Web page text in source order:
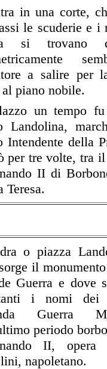
in una corte,
le scuderie e i
si trovano
a salire per
piano nobile.
un tempo
Landolina,
Intendente della
per tre volte, tra
II di
Teresa.
o piazza
il
Guerra e dove
i nomi dei
Guerra
periodo
II,
napoletano.